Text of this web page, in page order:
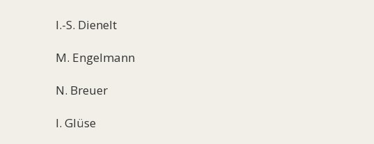
I.-S. Dienelt
M. Engelmann
N. Breuer
I. Glüse